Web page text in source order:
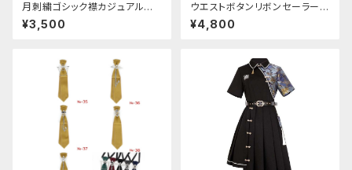
月刺繍ゴシック襟カジュアルブラ
ウス(長袖)
¥3,500
ウエストボタンリボンセーラーワ
ンピース
¥4,800